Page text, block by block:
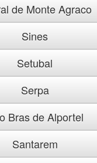
de Monte Agraco
Sines
Setubal
Serpa
Bras de Alportel
Santarem